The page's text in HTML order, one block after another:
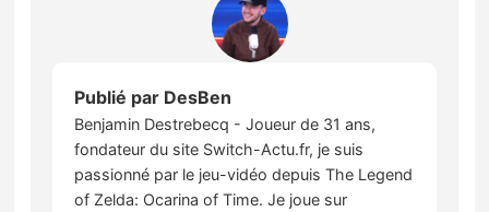
Publié par DesBen
Benjamin Destrebecq - Joueur de 31 ans,
fondateur du site Switch-Actu.fr, je suis
passionné par le jeu-vidéo depuis The Legend
of Zelda: Ocarina of Time. Je joue sur